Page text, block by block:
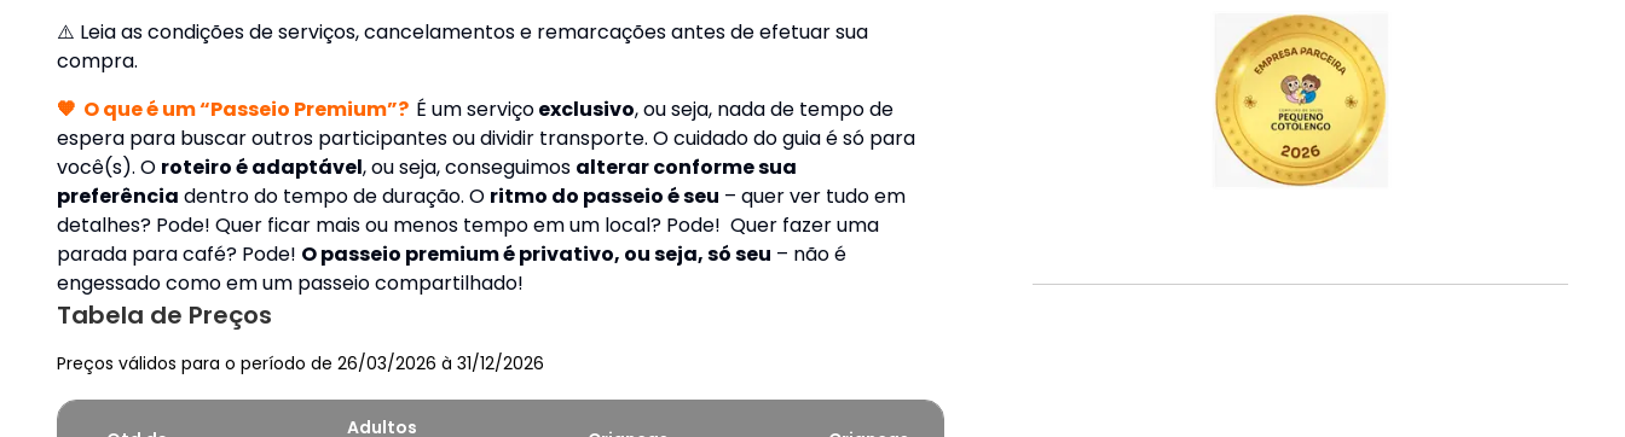
⚠️ Leia as condições de serviços, cancelamentos e remarcações antes de efetuar sua
compra.
🧡 O que é um “Passeio Premium”? É um serviçoexclusivo, ou seja, nada de tempo de
espera para buscar outros participantes ou dividir transporte. O cuidado do guia é só para
você(s). O roteiro é adaptável, ou seja, conseguimos alterar conforme sua
preferência dentro do tempo de duração. O ritmo do passeio é seu – quer ver tudo em
detalhes? Pode! Quer ficar mais ou menos tempo em um local? Pode! Quer fazer uma
parada para café? Pode! O passeio premium é privativo, ou seja,só seu – não é
engessado como em um passeio compartilhado!
Tabela de Preços
Preços válidos para o período de 26/03/2026 à 31/12/2026
Adultos